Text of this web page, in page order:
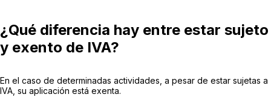
¿Qué diferencia hay entre estar sujeto
y exento de IVA?
En el caso de determinadas actividades, a pesar de estar sujetas a
IVA, su aplicación está exenta.